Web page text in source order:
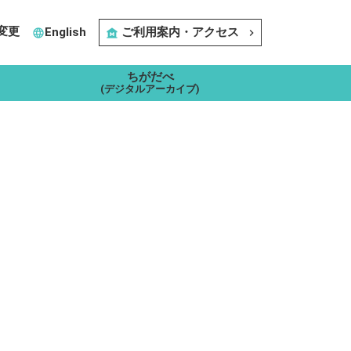
museum ご利用案内・アクセス navigate_next
更 languageEnglish
ちがだべ
(デジタルアーカイブ)